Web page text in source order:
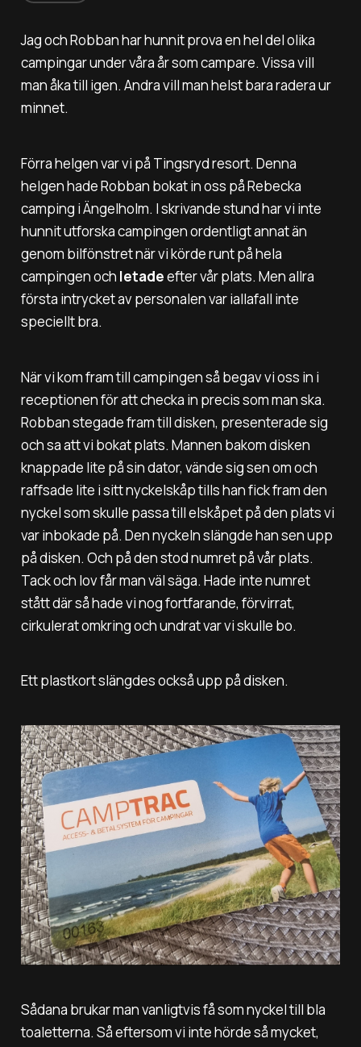
Jag och Robban har hunnit prova en hel del olika
campingar under våra år som campare. Vissa vill
man åka till igen. Andra vill man helst bara radera ur
minnet.
Förra helgen var vi på Tingsryd resort. Denna
helgen hade Robban bokat in oss på Rebecka
camping i Ängelholm. I skrivande stund har vi inte
hunnit utforska campingen ordentligt annat än
genom bilfönstret när vi körde runt på hela
campingen och letadeefter vår plats. Men allra
första intrycket av personalen var iallafall inte
speciellt bra.
När vi kom fram till campingen så begav vi oss in i
receptionen för att checka in precis som man ska.
Robban stegade fram till disken, presenterade sig
och sa att vi bokat plats. Mannen bakom disken
knappade lite på sin dator, vände sig sen om och
raffsade lite i sitt nyckelskåp tills han fick fram den
nyckel som skulle passa till elskåpet på den plats vi
var inbokade på. Den nyckeln slängde han sen upp
på disken. Och på den stod numret på vår plats.
Tack och lov får man väl säga. Hade inte numret
stått där så hade vi nog fortfarande, förvirrat,
cirkulerat omkring och undrat var vi skulle bo.
Ett plastkort slängdes också upp på disken.
Sådana brukar man vanligtvis få som nyckel till bla
toaletterna. Så eftersom vi inte hörde så mycket,